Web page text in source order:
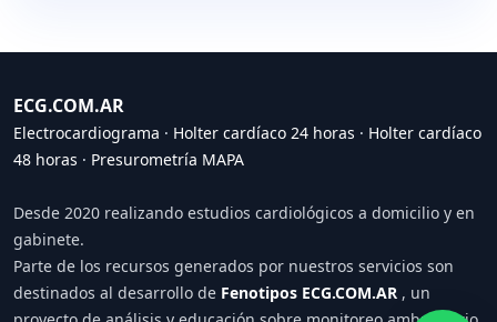
ECG.COM.AR
Electrocardiograma · Holter cardíaco 24 horas · Holter cardíaco
48 horas · Presurometría MAPA
Desde 2020 realizando estudios cardiológicos a domicilio y en
gabinete.
Parte de los recursos generados por nuestros servicios son
destinados al desarrollo de Fenotipos ECG.COM.AR , un